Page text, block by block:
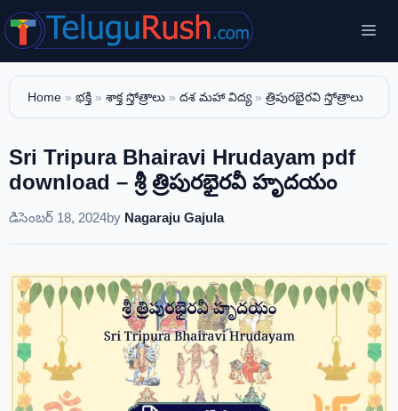
Skip
to
content
Home » భక్తి » శాక్త స్తోత్రాలు » దశ మహా విద్య » త్రిపురభైరవి స్తోత్రాలు
Sri Tripura Bhairavi Hrudayam pdf
download – శ్రీ త్రిపురభైరవీ హృదయం
డిసెంబర్ 18, 2024by Nagaraju Gajula